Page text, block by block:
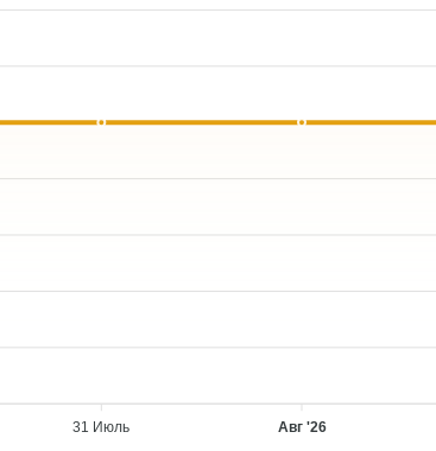
31 Июль Авг '26